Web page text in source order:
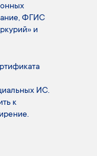
ФГИС
и
ИС.
к